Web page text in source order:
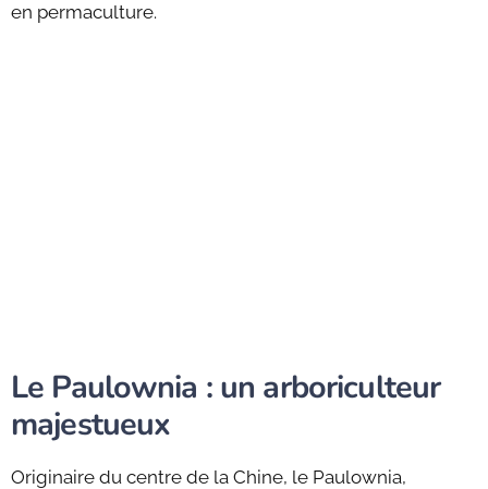
en permaculture.
Le Paulownia : un arboriculteur
majestueux
Originaire du centre de la Chine, le Paulownia,